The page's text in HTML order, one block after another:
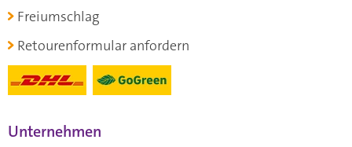
Freiumschlag
Retourenformular anfordern
Unternehmen